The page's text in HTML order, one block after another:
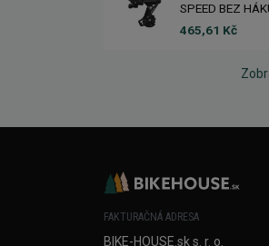
SPEED BEZ
465,61 Kč
FAKTURAČNÁ ADRESA
BIKE-HOUSE.sk s. r. o.